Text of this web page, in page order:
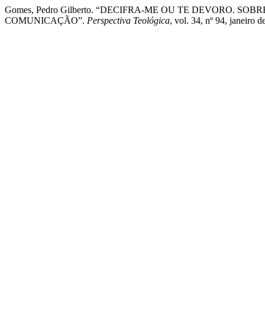
Gomes, Pedro Gilberto. “DECIFRA-ME OU TE DEVORO.
COMUNICAÇÃO”. Perspectiva Teológica, vol. 34, nº 94, janeiro